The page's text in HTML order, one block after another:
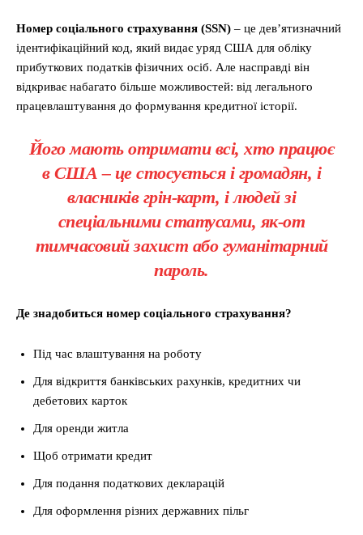
Номер соціального страхування (SSN) – це дев’ятизначний
ідентифікаційний код, який видає уряд США для обліку
прибуткових податків фізичних осіб. Але насправді він
відкриває набагато більше можливостей: від легального
працевлаштування до формування кредитної історії.
Його мають отримати всі, хто працює
в США – це стосується і громадян, і
власників грін-карт, і людей зі
спеціальними статусами, як-от
тимчасовий захист або гуманітарний
пароль.
Де знадобиться номер соціального страхування?
Під час влаштування на роботу
Для відкриття банківських рахунків, кредитних чи
дебетових карток
Для оренди житла
Щоб отримати кредит
Для подання податкових декларацій
Для оформлення різних державних пільг